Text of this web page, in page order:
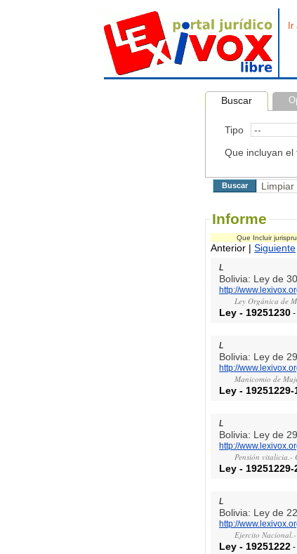
Ir
Buscar
Tipo
Que incluyan el
Informe
Que Incluir
Anterior |Siguiente
L
Bolivia: Ley de
http://
Ley Orgánica de
Ley - 19251230 -
L
Bolivia: Ley de
http://
Manicomio de
Ley - 19251229-
L
Bolivia: Ley de
http://
Pensión vitalicia.-
Ley - 19251229-
L
Bolivia: Ley de
http://
Ejercito
Ley - 19251222 -